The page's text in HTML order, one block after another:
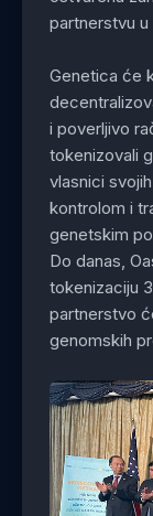
partnerstvu
Genetica će
i poverljivo
tokenizovali
vlasnici
kontrolom i
genetskim
Do danas,
tokenizaciju
partnerstvo
genomskih